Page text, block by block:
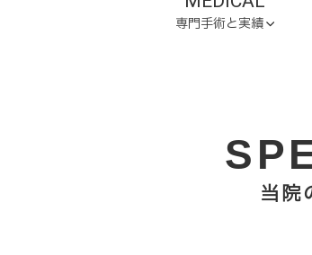
専門手術と実績
当院